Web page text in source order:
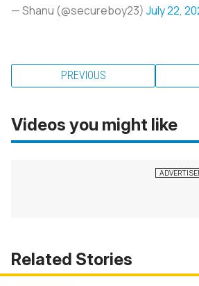
— Shanu (@secureboy23) July 22,
PREVIOUS
Videos you might like
Related Stories